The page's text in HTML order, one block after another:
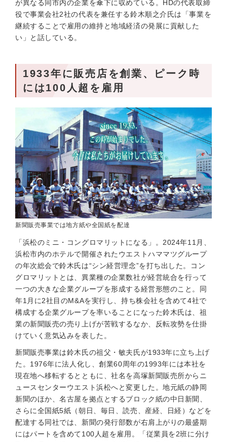
が異なる同市内の企業を傘下に収めている。HDの代表取締
役で事業会社2社の代表を兼任する鈴木順之介氏は「事業を
継続することで雇用の維持と地域経済の発展に貢献した
い」と話している。
1933年に販売店を創業、ピーク時
には100人超を雇用
新聞販売事業では地方紙や全国紙を配達
「浜松のミニ・コングロマリットになる」。2024年11月、
浜松市内のホテルで開催されたウエストハママツグループ
の年次総会で鈴木氏は“シン経営理念”を打ち出した。コン
グロマリットとは、異業種の企業数社が経営統合を行って
一つの大きな企業グループを形成する経営形態のこと。同
年1月に2社目のM&Aを実行し、持ち株会社を含めて4社で
構成する企業グループを率いることになった鈴木氏は、祖
業の新聞販売の売り上げが苦戦するなか、反転攻勢を仕掛
けていく意気込みを表した。
新聞販売事業は鈴木氏の祖父・敏夫氏が1933年に立ち上げ
た。1976年に法人化し、創業60周年の1993年には本社を
現在地へ移転するとともに、社名を高塚新聞販売所からニ
ュースセンターウエスト浜松へと変更した。地元紙の静岡
新聞のほか、名古屋を拠点とするブロック紙の中日新聞、
さらに全国紙5紙（朝日、毎日、読売、産経、日経）などを
配達する同社では、新聞の発行部数が右肩上がりの最盛期
にはパートを含めて100人超を雇用。「従業員を2班に分け